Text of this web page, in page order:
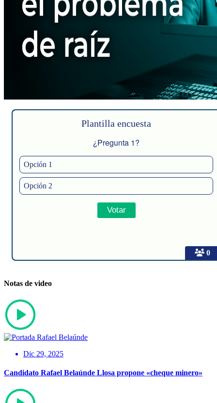
0
Plantilla encuesta
¿Pregunta 1?
Opción 1
Opción 2
Notas de video
Dic 29, 2025
Candidato Rafael Belaúnde Llosa propone «cheque minero»